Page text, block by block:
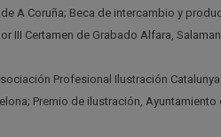
A Coruña; Beca de intercambio y
III Certamen de Grabado Alfara,
Profesional Ilustración
Premio de ilustración,